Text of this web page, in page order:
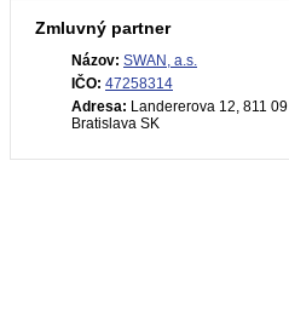
Zmluvný partner
Názov: SWAN, a.s.
IČO: 47258314
Adresa: Landererova 12, 811 09
Bratislava SK